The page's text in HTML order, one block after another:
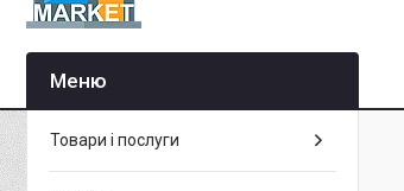
Товари і послуги